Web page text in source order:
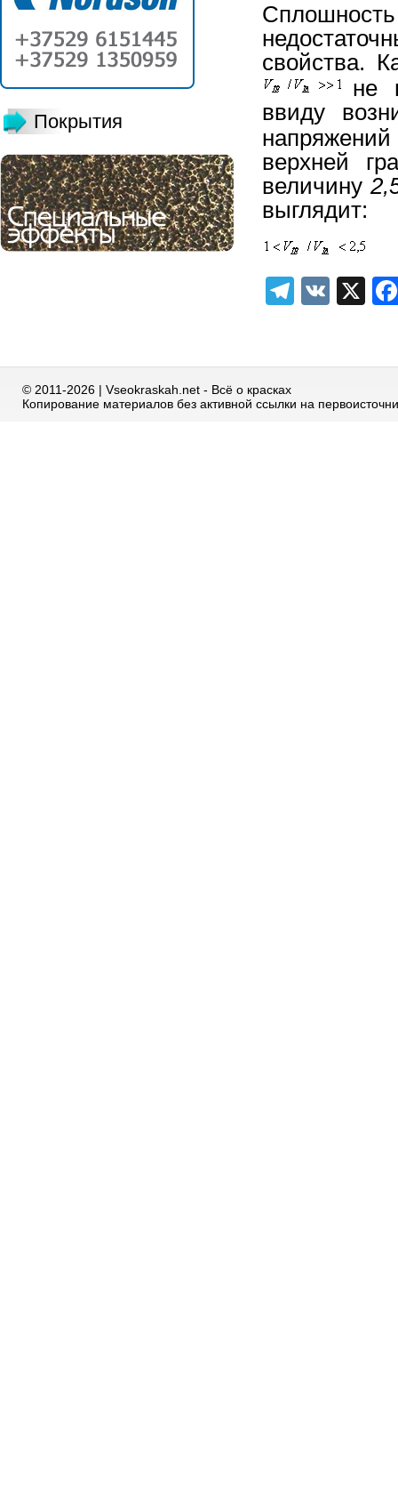
Покрытия
свойства.
не
ввиду
верхней
величину
выглядит:
VK X
© 2011-2026 | Vseokraskah.net - Всё о красках
Копирование материалов без активной ссылки на